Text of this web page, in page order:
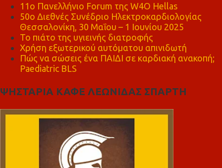
11ο Πανελλήνιο Forum της W4O Hellas
50ο Διεθνές Συνέδριο Ηλεκτροκαρδιολογίας
Θεσσαλονίκη, 30 Μαΐου – 1 Ιουνίου 2025
Το πιάτο της υγιεινής διατροφής
Χρήση εξωτερικού αυτόματου απινιδωτή
Πώς να σώσεις ένα ΠΑΙΔΙ σε καρδιακή ανακοπή;
Paediatric BLS
ΨΗΣΤΑΡΙΑ ΚΑΦΕ ΛΕΩΝΙΔΑΣ ΣΠΑΡΤΗ